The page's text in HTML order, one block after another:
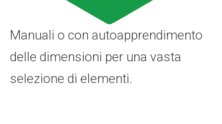
Manuali o con autoapprendimento
delle dimensioni per una vasta
selezione di elementi.